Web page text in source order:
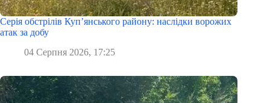
Серія обстрілів Куп’янського району: наслідки ворожих
атак за добу
04 Серпня 2026, 17:25